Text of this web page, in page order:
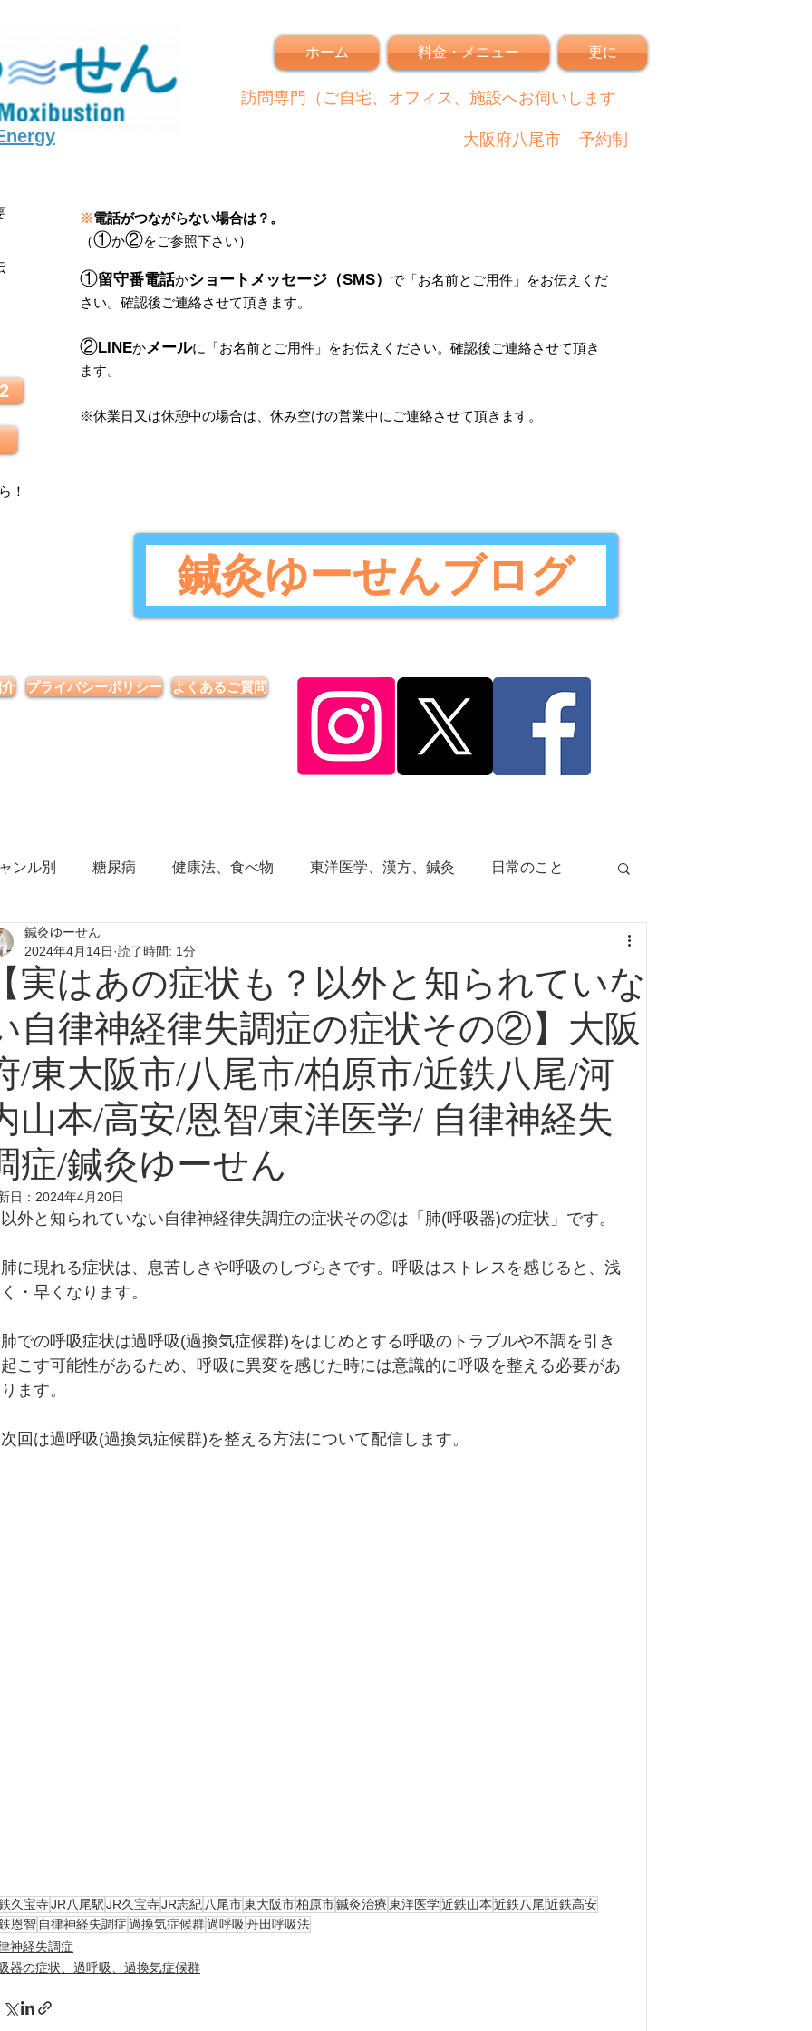
ホーム 料金・メニュー 更に
訪問専門（ご自宅、オフィス、施設へお伺いします
大阪府八尾市 予約制
！
※電話がつながらない場合は？。
（①か②をご参照下さい）
①留守番電話かショートメッセージ（SMS） で 「お名前とご用件 」
をお伝えくだ
さい。 確認後ご連絡させて頂きます。
②LINEかメールに 「お名前とご用件 」 をお伝えください。 確認後ご連絡させて頂き
ます。
​※休業日又は休憩中の場合は、休み空けの営業中にご連絡させて頂きます。
鍼灸ゆーせんブログ
プライバシーポリシー よくあるご質問
ンル別 糖尿病 健康法、食べ物 東洋医学、漢方、鍼灸 日常のこと
東洋思想
血圧の症状 頭部の症状 頭痛 夜間尿 小児の症状
睡眠障害、不眠症 花粉症(アレルギー性鼻炎） 脱毛症 顔面部の症状
耳鳴り、難聴 更年期障害 肩こり
便秘、下痢、排尿異常 冷え性、のぼせ、むくみ 東洋医学について
呼吸器の症状、過呼吸、過換気症候群
リウマチ
実はあの症状も？以外と知られていな
自律神経律失調症の症状その②】大阪
/東大阪市/八尾市/柏原市/近鉄八尾/河
山本/高安/恩智/東洋医学/ 自律神経失
症/鍼灸ゆーせん
鍼灸ゆーせん
2024年4月14日 読了時間: 1分
日： 2024年4月20日
以外と知られていない自律神経律失調症の症状その②は「肺(呼吸器)の症状」です。
肺に現れる症状は、息苦しさや呼吸のしづらさです。呼吸はストレスを感じると、浅
く・早くなります。
肺での呼吸症状は過呼吸(過換気症候群)をはじめとする呼吸のトラブルや不調を引き
起こす可能性があるため、呼吸に異変を感じた時には意識的に呼吸を整える必要があ
ります。
次回は過呼吸(過換気症候群)を整える方法について配信します。
久宝寺JR八尾駅JR久宝寺JR志紀 八尾市東大阪市柏原市鍼灸治療東洋医学近鉄山本近鉄八尾近鉄高安
恩智 自律神経失調症過換気症候群過呼吸 丹田呼吸法
神経失調症
器の症状、過呼吸、過換気症候群